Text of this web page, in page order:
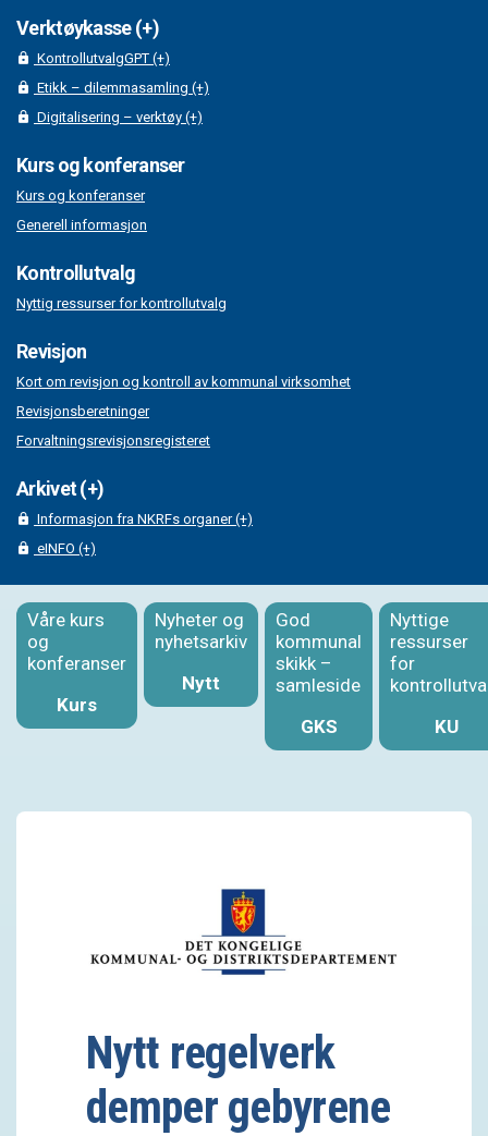
Verktøykasse (+)
KontrollutvalgGPT (+)
Etikk – dilemmasamling (+)
Digitalisering – verktøy (+)
Kurs og konferanser
Kurs og konferanser
Generell informasjon
Kontrollutvalg
Nyttig ressurser for kontrollutvalg
Revisjon
Kort om revisjon og kontroll av kommunal virksomhet
Revisjonsberetninger
Forvaltningsrevisjonsregisteret
Arkivet (+)
Informasjon fra NKRFs organer (+)
eINFO (+)
Våre kurs
og
konferanser
Kurs
Nyheter og
nyhetsarkiv
Nytt
God
kommunal
skikk –
samleside
GKS
Nyttige
ressurser
for
KU
Nytt regelverk
demper gebyrene